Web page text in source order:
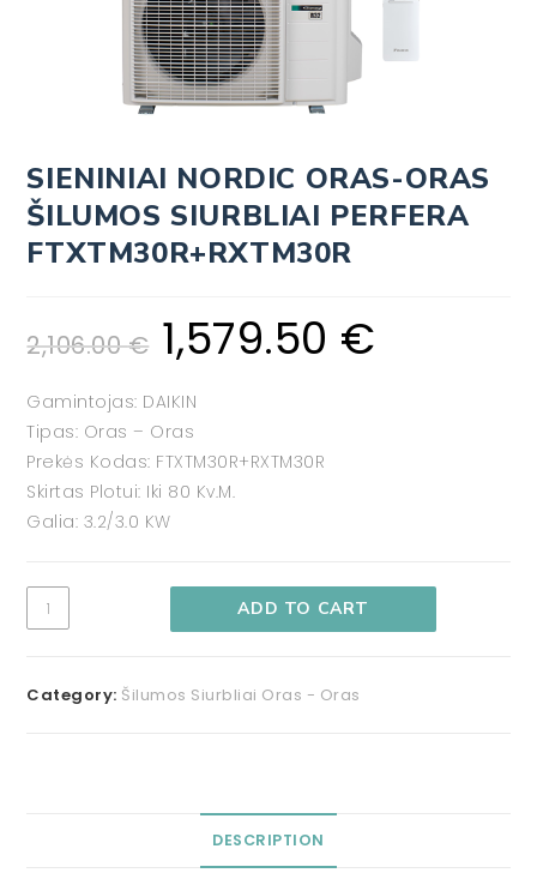
SIENINIAI NORDIC ORAS-ORAS
ŠILUMOS SIURBLIAI PERFERA
FTXTM30R+RXTM30R
2,106.00€ 1,579.50 €
Gamintojas: DAIKIN
Tipas: Oras – Oras
Prekės Kodas: FTXTM30R+RXTM30R
Skirtas Plotui: Iki 80 Kv.m.
Galia: 3.2/3.0 KW
ADD TO CART
Category: Šilumos Siurbliai Oras - Oras
DESCRIPTION